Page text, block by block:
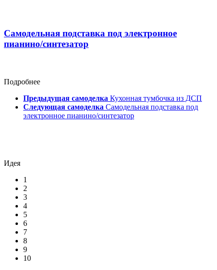
Самодельная подставка под электронное
пианино/синтезатор
Подробнее
Предыдущая самоделка Кухонная тумбочка из ДСП
Следующая самоделка Самодельная подставка под
электронное пианино/синтезатор
Идея
1
2
3
4
5
6
7
8
9
10